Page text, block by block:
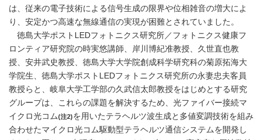
は、従来の電子技術による信号生成の限界や位相雑音の増大によ
り、安定かつ高速な無線通信の実現が困難とされていました。
徳島大学ポストLEDフォトニクス研究所／フォトニクス健康フ
ロンティア研究院の時実悠講師、岸川博紀准教授、久世直也教
授、安井武史教授、徳島大学大学院創成科学研究科の菊原拓海大
学院生、徳島大学ポストLEDフォトニクス研究所の永妻忠夫客員
教授らと、岐阜大学工学部の久武信太郎教授をはじめとする研究
グループは、これらの課題を解決するため、光ファイバー接続マ
イクロ光コム(注2)を用いたテラヘルツ波生成と多値変調技術を組み
合わせたマイクロ光コム駆動型テラヘルツ通信システムを開発し